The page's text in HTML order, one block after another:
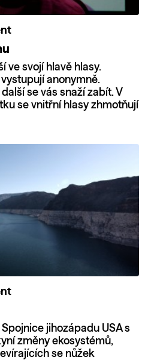
ve svojí hlavě hlasy.
anonymně.
se vás snaží zabít. V
se vnitřní hlasy zhmotňují
jihozápadu USA s
změny ekosystémů,
se nůžek